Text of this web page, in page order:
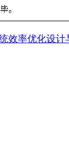
效率优化设计